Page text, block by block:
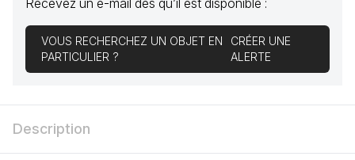
Recevez un e-mail dès qu’il est disponible :
VOUS RECHERCHEZ UN OBJET EN
PARTICULIER ?
CRÉER UNE
ALERTE
Description